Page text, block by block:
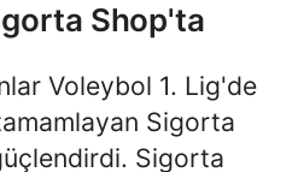
Shop'ta
Voleybol 1. Lig'de
Sigorta
Sigorta